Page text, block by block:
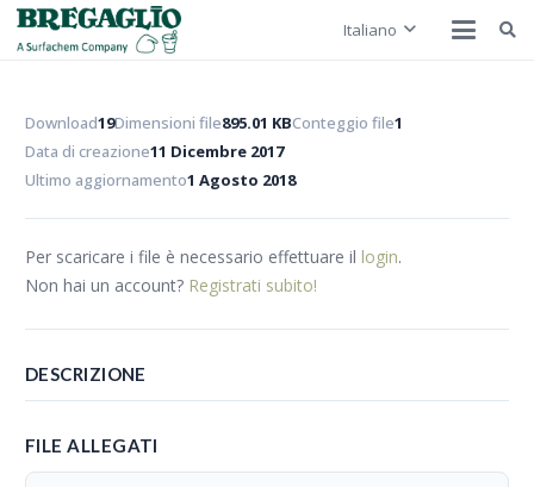
Italiano
Download19Dimensioni file895.01 KBConteggio file1
Data di creazione11 Dicembre 2017
Ultimo aggiornamento1 Agosto 2018
Per scaricare i file è necessario effettuare il login.
Non hai un account? Registrati subito!
DESCRIZIONE
FILE ALLEGATI